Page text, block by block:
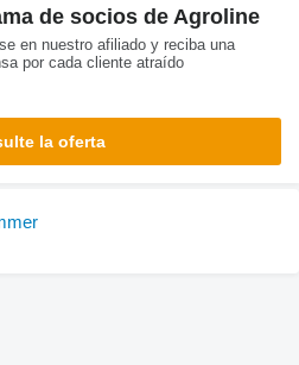
de socios de Agroline
en nuestro afiliado y reciba una
por cada cliente atraído
la oferta